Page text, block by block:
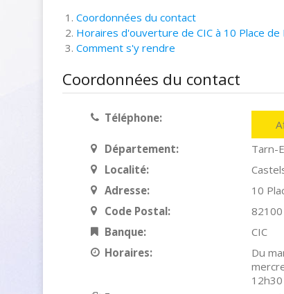
Coordonnées du contact
Horaires d'ouverture de CIC à 10 Place
Comment s'y rendre
Coordonnées du contact
Téléphone:
Département:
Tarn-
Localité:
Adresse:
10
Code Postal:
82100
Banque:
CIC
Horaires:
Du
12h30